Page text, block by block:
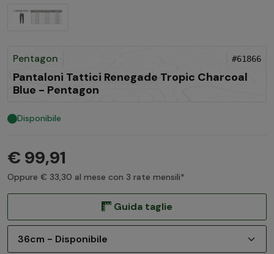
Pentagon #61866
Pantaloni Tattici Renegade Tropic Charcoal
Blue - Pentagon
Disponibile
€ 99,91
Oppure € 33,30 al mese con 3 rate mensili*
Guida taglie